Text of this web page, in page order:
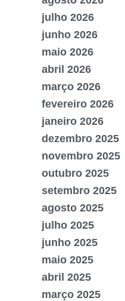
julho 2026
junho 2026
maio 2026
abril 2026
março 2026
fevereiro 2026
janeiro 2026
dezembro 2025
novembro 2025
outubro 2025
setembro 2025
agosto 2025
julho 2025
junho 2025
maio 2025
abril 2025
março 2025